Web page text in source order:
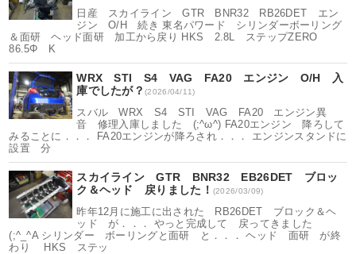
日産 スカイライン GTR BNR32 RB26DET エン
ジン O/H 続き 東名パワード シリンダーボーリング
＆面研 ヘッド面研 加工から戻り HKS 2.8L ステップZERO
86.5Φ K
WRX STI S4 VAG FA20 エンジン O/H 入
庫でしたが？(2026/04/11)
スバル WRX S4 STI VAG FA20 エンジン異
音 修理入庫しました (;^ω^) FA20エンジン 降ろして
みることに．．． FA20エンジンが降ろされ．．． エンジンスタンドに
設置 分
スカイライン GTR BNR32 EB26DET ブロッ
ク＆ヘッド 戻りました！ (2026/03/09)
昨年12月に施工に出された RB26DET ブロック＆ヘ
ッド が．．． やっと完成して 戻ってきました
(;^_^A シリンダー ボーリングと面研 と．．． ヘッド 面研 が終
わり HKS ステッ